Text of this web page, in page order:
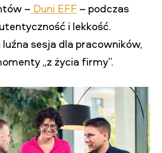
– Duni EFF – podczas
i lekkość.
luźna sesja dla pracowników,
„z życia firmy”.